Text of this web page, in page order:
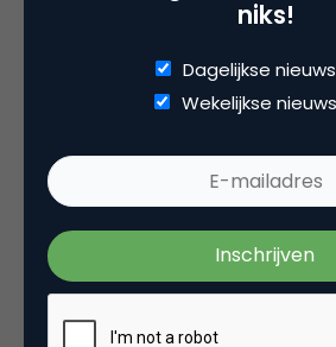
Rob Adams
Eigenaar bij
Six
wat Six Fingers doet heeft te
sterke geloof in het idee dat
opgelost. Kortom, zoek
op in plaats van het wiel
ontwikkelen van
niks!
Dagelijkse
Wekelijkse